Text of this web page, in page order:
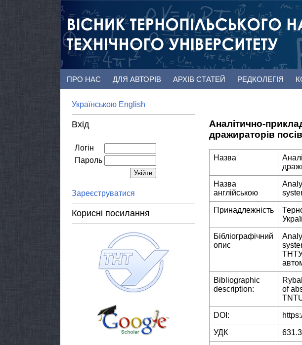
ПРО НАС ДЛЯ АВТОРІВ АРХІВ СТАТЕЙ РЕДКОЛЕГІЯ
Українською English
Вхід
Логін
Пароль
Зареєструватися
Корисні посилання
Аналітично-
дражираторів
Назва
Назва
англійською
Принадлежність
Бібліографічний
опис
Bibliographic
description:
of
DOI:
УДК